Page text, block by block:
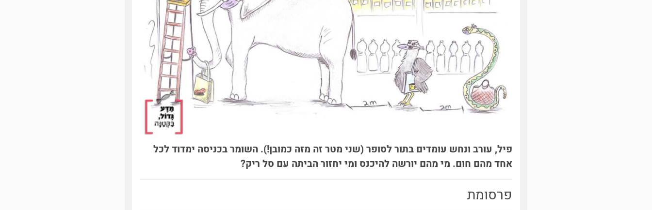
פיל, עורב ונחש עומדים בתור לסופר (שני מטר זה מזה כמובן!). השומר בכניסה ימדוד לכל
אחד מהם חום. מי מהם יורשה להיכנס ומי יחזור הביתה עם סל ריק?
פרסומת